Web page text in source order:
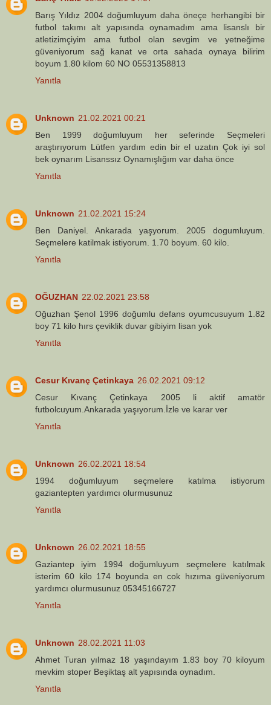
Barış Yıldız 2004 doğumluyum daha öneçe herhangibi bir
futbol takımı alt yapısında oynamadım ama lisanslı bir
atletizimçiyim ama futbol olan sevgim ve yetneğime
güveniyorum sağ kanat ve orta sahada oynaya bilirim
boyum 1.80 kilom 60 NO 05531358813
Yanıtla
Unknown 21.02.2021 00:21
Ben 1999 doğumluyum her seferinde Seçmeleri
araştırıyorum Lütfen yardım edin bir el uzatın Çok iyi sol
bek oynarım Lisanssız Oynamışlığım var daha önce
Yanıtla
Unknown 21.02.2021 15:24
Ben Daniyel. Ankarada yaşyorum. 2005 dogumluyum.
Seçmelere katilmak istiyorum. 1.70 boyum. 60 kilo.
Yanıtla
OĞUZHAN 22.02.2021 23:58
Oğuzhan Şenol 1996 doğumlu defans oyumcusuyum 1.82
boy 71 kilo hırs çeviklik duvar gibiyim lisan yok
Yanıtla
Cesur Kıvanç Çetinkaya 26.02.2021 09:12
Cesur Kıvanç Çetinkaya 2005 li aktif amatör
futbolcuyum.Ankarada yaşıyorum.İzle ve karar ver
Yanıtla
Unknown 26.02.2021 18:54
1994 doğumluyum seçmelere katılma istiyorum
gaziantepten yardımcı olurmusunuz
Yanıtla
Unknown 26.02.2021 18:55
Gaziantep iyim 1994 doğumluyum seçmelere katılmak
isterim 60 kilo 174 boyunda en cok hızıma güveniyorum
yardımcı olurmusunuz 05345166727
Yanıtla
Unknown 28.02.2021 11:03
Ahmet Turan yılmaz 18 yaşındayım 1.83 boy 70 kiloyum
mevkim stoper Beşiktaş alt yapısında oynadım.
Yanıtla